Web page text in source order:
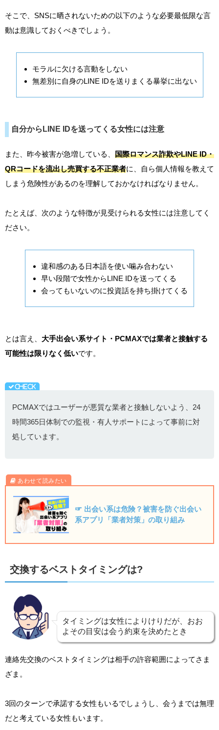
そこで、SNSに晒されないための以下のような必要最低限な言
動は意識しておくべきでしょう。
モラルに欠ける言動をしない
無差別に自身のLINE IDを送りまくる暴挙に出ない
自分からLINE IDを送ってくる女性には注意
また、昨今被害が急増している、 国際ロマンス詐欺やLINE ID・
QRコードを流出し売買する不正業者に、自ら個人情報を教えて
しまう危険性があるのを理解しておかなければなりません。
たとえば、次のような特徴が見受けられる女性には注意してく
ださい。
違和感のある日本語を使い噛み合わない
早い段階で女性からLINE IDを送ってくる
会ってもいないのに投資話を持ち掛けてくる
とは言え、 大手出会い系サイト・PCMAXでは業者と接触する
可能性は限りなく低いです。
PCMAXではユーザーが悪質な業者と接触しないよう、24
時間365日体制での監視・有人サポートによって事前に対
処しています。
☞ 出会い系は危険？被害を防ぐ出会い
系アプリ「業者対策」の取り組み
交換するベストタイミングは?
タイミングは女性によりけりだが、おお
よその目安は会う約束を決めたとき
連絡先交換のベストタイミングは相手の許容範囲によってさま
ざま。
3回のターンで承諾する女性もいるでしょうし、会うまでは無理
だと考えている女性もいます。